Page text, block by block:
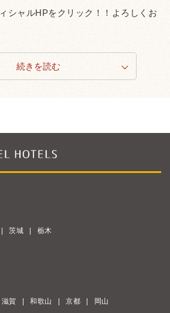
シャルHPをクリック！！よろしくお
続きを読む
茨城 栃木
滋賀 和歌山 京都 岡山